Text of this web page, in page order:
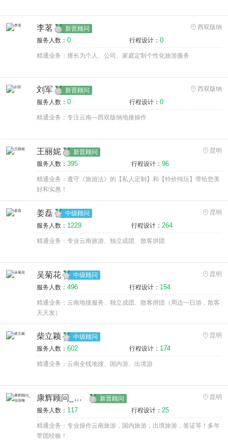
李茗 新晋顾问
西双版纳
服务人数： 0 行程设计： 0
精通业务：擅长为个人、公司、家庭定制个性化旅游服务
刘军 新晋顾问
西双版纳
服务人数： 0 行程设计： 0
精通业务：专注云南—西双版纳地接操作
王丽妮 新晋顾问
昆明
服务人数： 395 行程设计： 96
精通业务：遵守《旅游法》的【私人定制】和【特价纯玩】带给您美
好和实惠！
姜磊 中级顾问
昆明
服务人数： 1229 行程设计： 264
精通业务：专业云南旅游、独立成团、散客拼团
吴菊花 中级顾问
昆明
服务人数： 496 行程设计： 154
精通业务：云南地接服务、独立成团、散客拼团（周边一日游，散客
天天发）
柴立颖 中级顾问
昆明
服务人数： 602 行程设计： 174
精通业务：云南全线地接、国内游、出境游
康辉顾问_伍国梅 新晋顾问
昆明
服务人数： 117 行程设计： 25
精通业务：专业操作云南旅游，国内旅游，出境旅游，签证等！多年
带团经验！